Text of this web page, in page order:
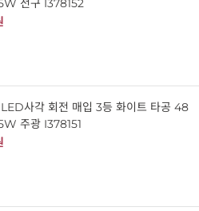
전구 I378152
사각 회전 매입 3등 화이트 타공 48
주광 I378151